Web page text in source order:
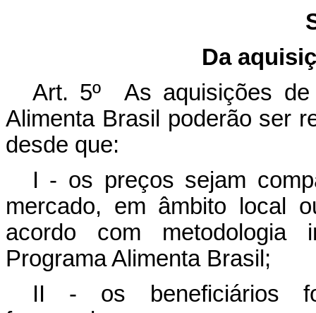
Da
Art. 5º As aquisições de
Alimenta Brasil poderão ser
desde que:
I - os preços sejam
mercado, em âmbito local
acordo com metodologia
Programa Alimenta Brasil;
II - os beneficiários